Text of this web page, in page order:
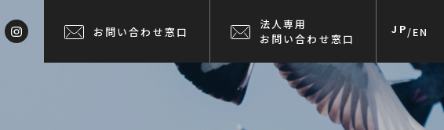
お問い合わせ窓口
法人専用
お問い合わせ窓口
JP/EN